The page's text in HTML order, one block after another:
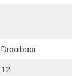
Draaibaar
12